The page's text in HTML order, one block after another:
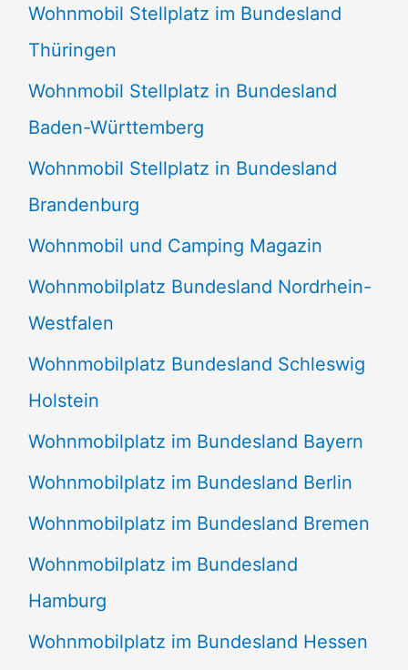
Wohnmobil Stellplatz im Bundesland
Thüringen
Wohnmobil Stellplatz in Bundesland
Baden-Württemberg
Wohnmobil Stellplatz in Bundesland
Brandenburg
Wohnmobil und Camping Magazin
Wohnmobilplatz Bundesland Nordrhein-
Westfalen
Wohnmobilplatz Bundesland Schleswig
Holstein
Wohnmobilplatz im Bundesland Bayern
Wohnmobilplatz im Bundesland Berlin
Wohnmobilplatz im Bundesland Bremen
Wohnmobilplatz im Bundesland
Hamburg
Wohnmobilplatz im Bundesland Hessen